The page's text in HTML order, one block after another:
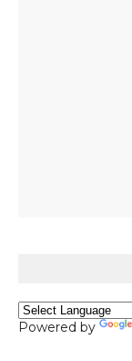
Powered by